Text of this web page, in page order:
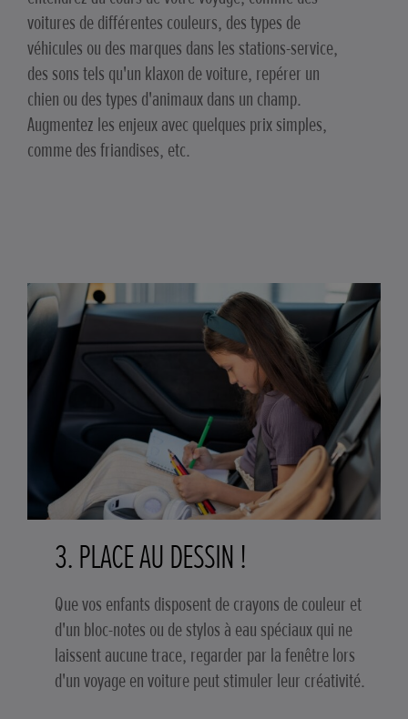
voitures de différentes couleurs, des types de
véhicules ou des marques dans les stations-service,
des sons tels qu'un klaxon de voiture, repérer un
chien ou des types d'animaux dans un champ.
Augmentez les enjeux avec quelques prix simples,
comme des friandises, etc.
3. PLACE AU DESSIN !
Que vos enfants disposent de crayons de couleur et
d'un bloc-notes ou de stylos à eau spéciaux qui ne
laissent aucune trace, regarder par la fenêtre lors
d'un voyage en voiture peut stimuler leur créativité.